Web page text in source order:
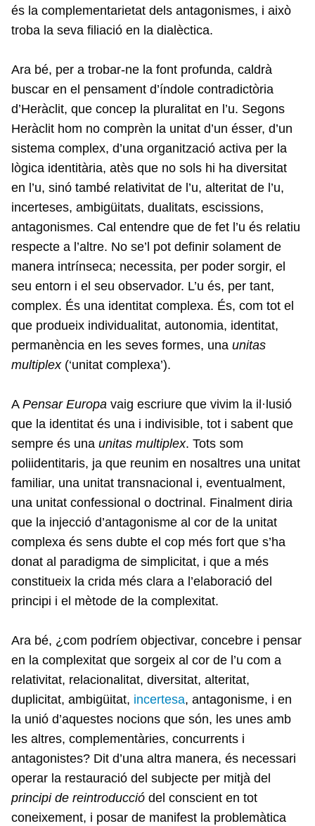
és la complementarietat dels antagonismes, i això
troba la seva filiació en la dialèctica.
Ara bé, per a trobar-ne la font profunda, caldrà
buscar en el pensament d’índole contradictòria
d’Heràclit, que concep la pluralitat en l’u. Segons
Heràclit hom no comprèn la unitat d’un ésser, d’un
sistema complex, d’una organització activa per la
lògica identitària, atès que no sols hi ha diversitat
en l’u, sinó també relativitat de l’u, alteritat de l’u,
incerteses, ambigüitats, dualitats, escissions,
antagonismes. Cal entendre que de fet l’u és relatiu
respecte a l’altre. No se’l pot definir solament de
manera intrínseca; necessita, per poder sorgir, el
seu entorn i el seu observador. L’u és, per tant,
complex. És una identitat complexa. És, com tot el
que produeix individualitat, autonomia, identitat,
permanència en les seves formes, una unitas
multiplex (‘unitat complexa’).
A Pensar Europa vaig escriure que vivim la il·lusió
que la identitat és una i indivisible, tot i sabent que
sempre és una unitas multiplex. Tots som
poliidentitaris, ja que reunim en nosaltres una unitat
familiar, una unitat transnacional i, eventualment,
una unitat confessional o doctrinal. Finalment diria
que la injecció d’antagonisme al cor de la unitat
complexa és sens dubte el cop més fort que s’ha
donat al paradigma de simplicitat, i que a més
constitueix la crida més clara a l’elaboració del
principi i el mètode de la complexitat.
Ara bé, ¿com podríem objectivar, concebre i pensar
en la complexitat que sorgeix al cor de l’u com a
relativitat, relacionalitat, diversitat, alteritat,
duplicitat, ambigüitat, incertesa, antagonisme, i en
la unió d’aquestes nocions que són, les unes amb
les altres, complementàries, concurrents i
antagonistes? Dit d’una altra manera, és necessari
operar la restauració del subjecte per mitjà del
principi de reintroducció del conscient en tot
coneixement, i posar de manifest la problemàtica